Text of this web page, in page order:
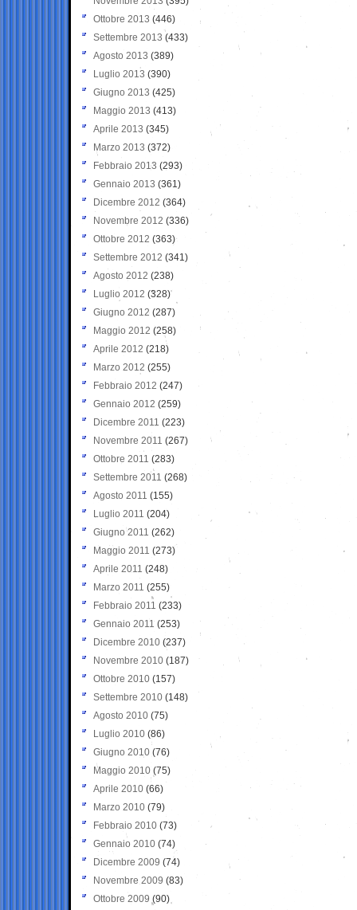
Ottobre 2013 (446)
Settembre 2013 (433)
Agosto 2013 (389)
Luglio 2013 (390)
Giugno 2013 (425)
Maggio 2013 (413)
Aprile 2013 (345)
Marzo 2013 (372)
Febbraio 2013 (293)
Gennaio 2013 (361)
Dicembre 2012 (364)
Novembre 2012 (336)
Ottobre 2012 (363)
Settembre 2012 (341)
Agosto 2012 (238)
Luglio 2012 (328)
Giugno 2012 (287)
Maggio 2012 (258)
Aprile 2012 (218)
Marzo 2012 (255)
Febbraio 2012 (247)
Gennaio 2012 (259)
Dicembre 2011 (223)
Novembre 2011 (267)
Ottobre 2011 (283)
Settembre 2011 (268)
Agosto 2011 (155)
Luglio 2011 (204)
Giugno 2011 (262)
Maggio 2011 (273)
Aprile 2011 (248)
Marzo 2011 (255)
Febbraio 2011 (233)
Gennaio 2011 (253)
Dicembre 2010 (237)
Novembre 2010 (187)
Ottobre 2010 (157)
Settembre 2010 (148)
Agosto 2010 (75)
Luglio 2010 (86)
Giugno 2010 (76)
Maggio 2010 (75)
Aprile 2010 (66)
Marzo 2010 (79)
Febbraio 2010 (73)
Gennaio 2010 (74)
Dicembre 2009 (74)
Novembre 2009 (83)
Ottobre 2009 (90)